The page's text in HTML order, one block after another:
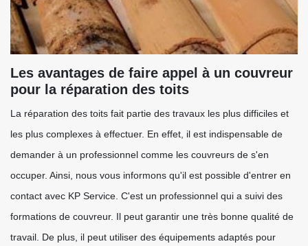
Les avantages de faire appel à un couvreur
pour la réparation des toits
La réparation des toits fait partie des travaux les plus difficiles et
les plus complexes à effectuer. En effet, il est indispensable de
demander à un professionnel comme les couvreurs de s'en
occuper. Ainsi, nous vous informons qu'il est possible d'entrer en
contact avec KP Service. C'est un professionnel qui a suivi des
formations de couvreur. Il peut garantir une très bonne qualité de
travail. De plus, il peut utiliser des équipements adaptés pour